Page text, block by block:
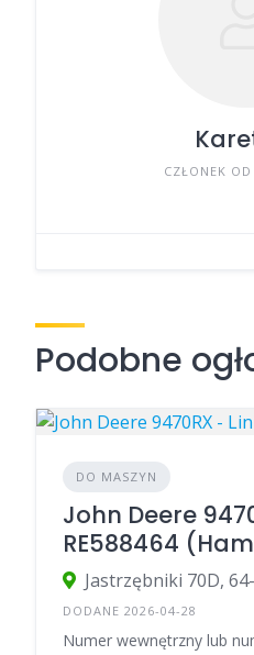
CZŁONEK
Podobne
DO MASZYN
John Deere
RE588464
Jastrzębniki 70D,
DODANE 2026-04-28
Numer wewnętrzny lub